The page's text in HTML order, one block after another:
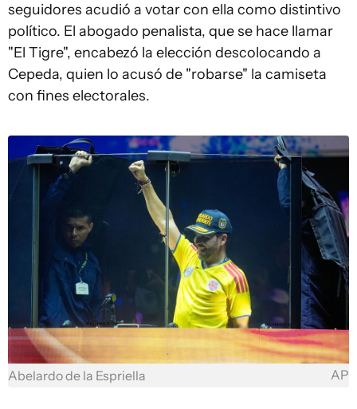
seguidores acudió a votar con ella como distintivo
político. El abogado penalista, que se hace llamar
"El Tigre", encabezó la elección descolocando a
Cepeda, quien lo acusó de "robarse" la camiseta
con fines electorales.
Abelardo de la Espriella AP